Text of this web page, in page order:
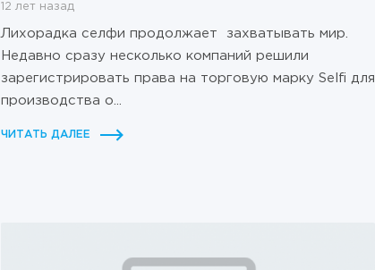
12 лет назад
Лихорадка селфи продолжает захватывать мир.
Недавно сразу несколько компаний решили
зарегистрировать права на торговую марку Selfi для
производства о...
ЧИТАТЬ ДАЛЕЕ